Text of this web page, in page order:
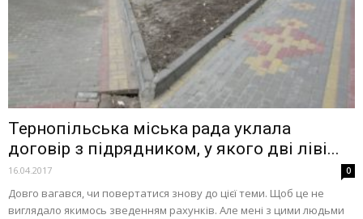
Тернопільська міська рада уклала
договір з підрядником, у якого дві ліві...
16.04.2017 0
Довго вагався, чи повертатися знову до цієї теми. Щоб це не
виглядало якимось зведенням рахунків. Але мені з цими людьми